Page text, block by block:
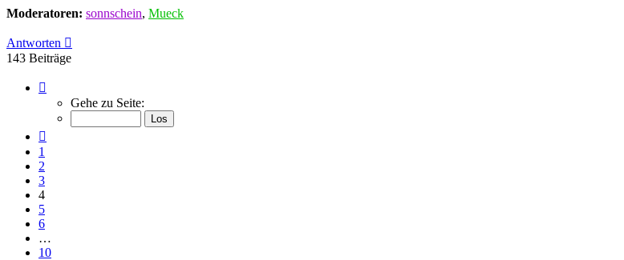
Moderatoren: sonnschein, Mueck
Antworten
143 Beiträge
von
Gehe zu Seite:
1
2
3
4
5
6
…
10